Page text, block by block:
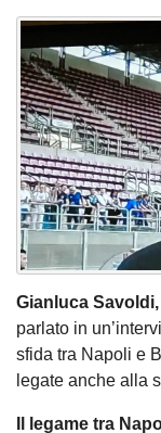
Gianluca Savoldi,
parlato in
sfida tra Napoli e
legate anche alla
Il legame tra